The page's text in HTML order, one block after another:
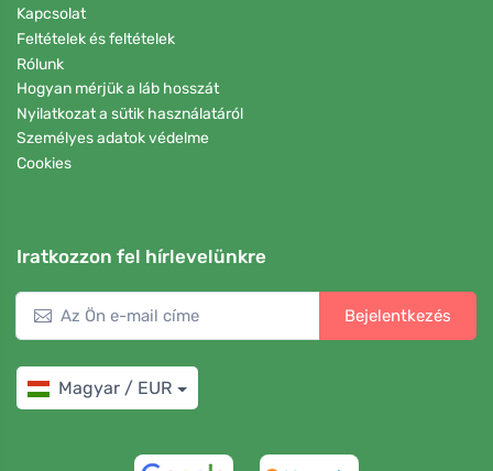
Kapcsolat
Feltételek és feltételek
Rólunk
Hogyan mérjük a láb hosszát
Nyilatkozat a sütik használatáról
Személyes adatok védelme
Cookies
Iratkozzon fel hírlevelünkre
Bejelentkezés
Magyar / EUR